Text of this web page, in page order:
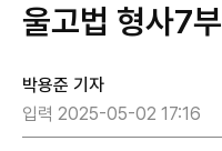
울고법 형사7
박용준 기자
입력 2025-05-02 17:16